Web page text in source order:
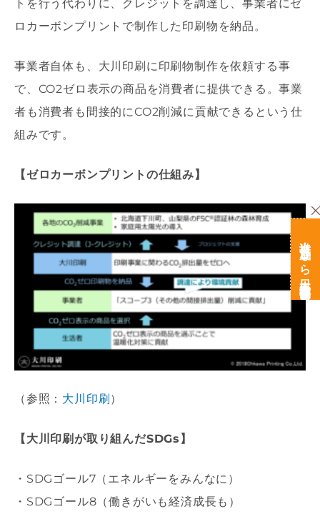
トを行う代わりに、クレジットを調達し、事業者にゼ
ロカーボンプリントで制作した印刷物を納品。
事業者自体も、大川印刷に印刷物制作を依頼する事
で、CO2ゼロ表示の商品を消費者に提供できる。事業
者も消費者も間接的にCO2削減に貢献できるという仕
組みです。
【ゼロカーボンプリントの仕組み】
（参照： 大川印刷）
【大川印刷が取り組んだSDGs】
・SDGゴール7（エネルギーをみんなに）
・SDGゴール8（働きがいも経済成長も）
次世代育成なら日本経営開発研究所